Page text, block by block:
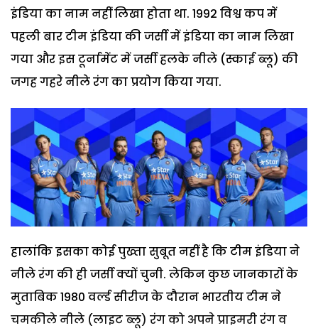
इंडिया का नाम नहीं लिखा होता था. 1992 विश्व कप में
पहली बार टीम इंडिया की जर्सी में इंडिया का नाम लिखा
गया और इस टूर्नामेंट में जर्सी हलके नीले (स्काई ब्लू) की
जगह गहरे नीले रंग का प्रयोग किया गया.
हालांकि इसका कोई पुख्ता सुबूत नहीं है कि टीम इंडिया ने
नीले रंग की ही जर्सी क्यों चुनी. लेकिन कुछ जानकारों के
मुताबिक 1980 वर्ल्ड सीरीज के दौरान भारतीय टीम ने
चमकीले नीले (लाइट ब्लू) रंग को अपने प्राइमरी रंग व